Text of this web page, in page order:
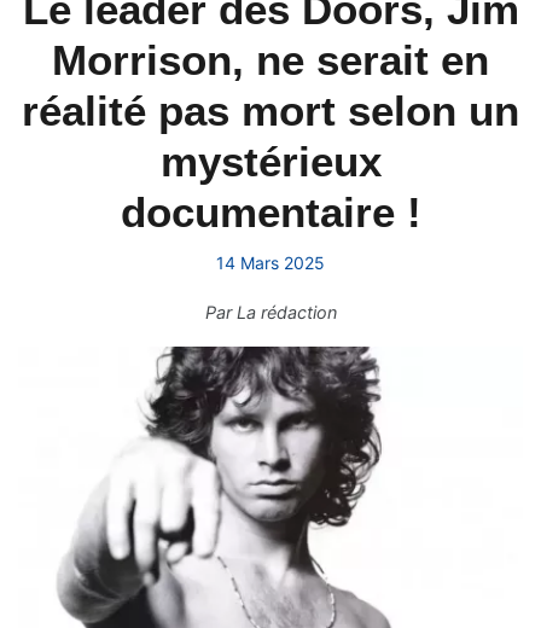
Morrison, ne serait en
réalité pas mort selon un
mystérieux
documentaire !
14 Mars 2025
ParLa rédaction